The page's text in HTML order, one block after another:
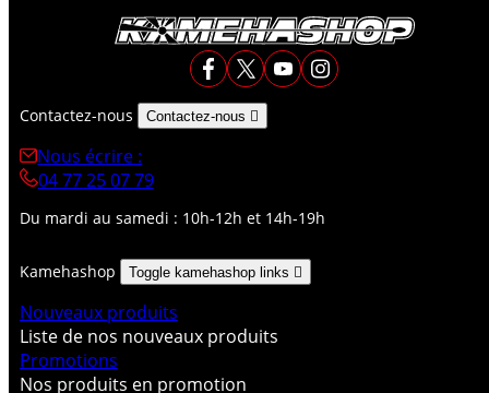
Contactez-nous Contactez-nous 
Nous écrire :
04 77 25 07 79
Du mardi au samedi : 10h-12h et 14h-19h
Kamehashop Toggle kamehashop links 
Nouveaux produits
Liste de nos nouveaux produits
Promotions
Nos produits en promotion